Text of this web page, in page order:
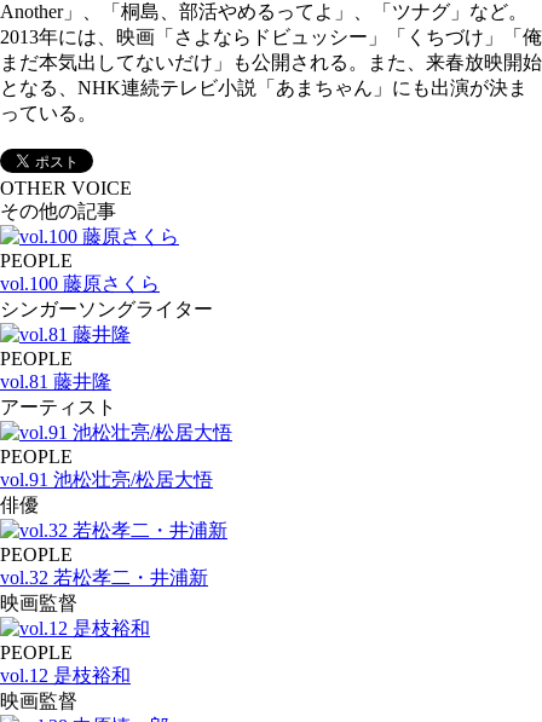
Another」、「桐島、部活やめるってよ」、「ツナグ」など。
2013年には、映画「さよならドビュッシー」「くちづけ」「俺
まだ本気出してないだけ」も公開される。また、来春放映開始
となる、NHK連続テレビ小説「あまちゃん」にも出演が決ま
っている。
OTHER VOICE
その他の記事
PEOPLE
vol.100 藤原さくら
シンガーソングライター
PEOPLE
vol.81 藤井隆
アーティスト
PEOPLE
vol.91 池松壮亮/松居大悟
俳優
PEOPLE
vol.32 若松孝二・井浦新
映画監督
PEOPLE
vol.12 是枝裕和
映画監督